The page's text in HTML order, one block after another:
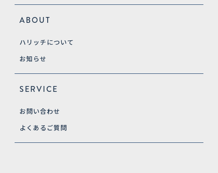
ABOUT
ハリッチについて
お知らせ
SERVICE
お問い合わせ
よくあるご質問